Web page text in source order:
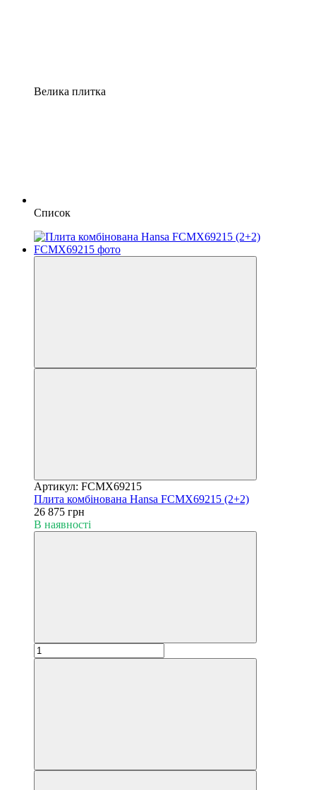
Велика плитка
Список
Артикул: FCMX69215
Плита комбінована Hansa FCMX69215 (2+2)
26 875 грн
В наявності